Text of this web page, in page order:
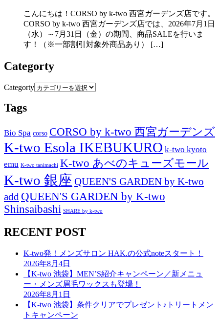
こんにちは！CORSO by k-two 西宮ガーデンズ店です。
CORSO by k-two 西宮ガーデンズ店では、2026年7月1日
（水）～7月31日（金）の期間、商品SALEを行いま
す！（※一部割引対象外商品あり） […]
Categorty
Categorty
Tags
Bio Spa corso CORSO by k-two 西宮ガーデンズ
K-two Esola IKEBUKURO k-two kyoto
emu K-two tanimachi K-two あべのキューズモール
K-two 銀座 QUEEN'S GARDEN by K-two
add QUEEN'S GARDEN by K-two
Shinsaibashi SHARE by k-two
RECENT POST
K-two発！メンズサロン HAK.の公式noteスタート！
2026年8月4日
【K-two 池袋】MEN’S紹介キャンペーン／新メニュ
ー・メンズ眉毛ワックスも登場！
2026年8月1日
【K-two 池袋】条件クリアでプレゼント♪トリートメン
トキャンペーン